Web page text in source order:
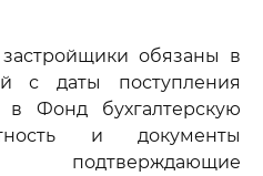
обязаны в
с даты поступления
в Фонд бухгалтерскую
и документы